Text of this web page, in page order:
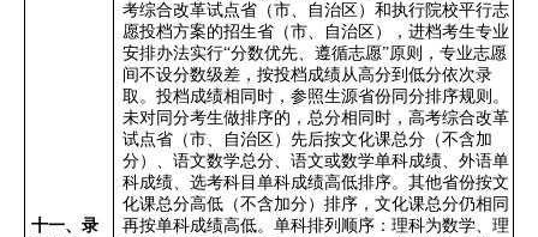
十一、录
考综合改革试点省（市、自治区）和执行院校平行志
愿投档方案的招生省（市、自治区），进档考生专业
安排办法实行“分数优先、遵循志愿”原则，专业志愿
间不设分数级差，按投档成绩从高分到低分依次录
取。投档成绩相同时，参照生源省份同分排序规则。
未对同分考生做排序的，总分相同时，高考综合改革
试点省（市、自治区）先后按文化课总分（不含加
分）、语文数学总分、语文或数学单科成绩、外语单
科成绩、选考科目单科成绩高低排序。其他省份按文
化课总分高低（不含加分）排序，文化课总分仍相同
再按单科成绩高低。单科排列顺序：理科为数学、理